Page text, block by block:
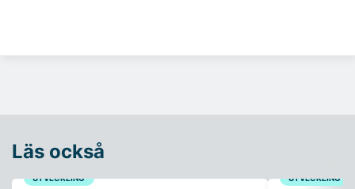
Läs också
UTVECKLING UTVECKLING